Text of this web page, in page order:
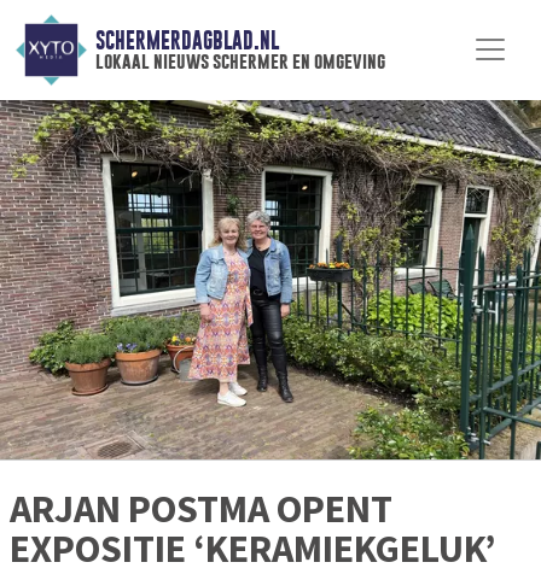
SCHERMERDAGBLAD.NL
lokaal nieuws schermer en omgeving
ARJAN POSTMA OPENT
EXPOSITIE ‘KERAMIEKGELUK’